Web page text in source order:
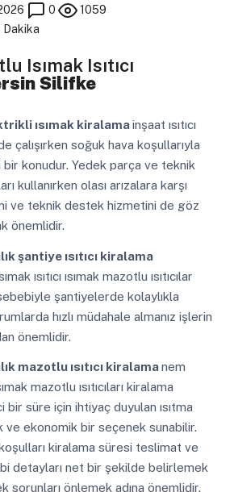
0
1059
Dakika
Isımak Isıtıcı
Silifke
ısımak kiralamainşaat ısıtıcı
çalışırken soğuk hava koşullarıyla
bir konudur. Yedek parça ve teknik
kullanırken olası arızalara karşı
ve teknik destek hizmetini de göz
önemlidir.
şantiye ısıtıcı kiralama
ısıtıcı ısımak mazotlu ısıtıcılar
şantiyelerde kolaylıkla
hızlı müdahale almanız işlerin
önemlidir.
mazotlu ısıtıcı kiralamanem
mazotlu ısıtıcıları kiralama
süre için ihtiyaç duyulan ısıtma
ekonomik bir seçenek sunabilir.
kiralama süresi teslimat ve
detayları net bir şekilde belirlemek
sorunları önlemek adına önemlidir.